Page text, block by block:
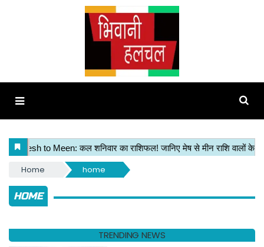
Home home
HOME
TRENDING NEWS